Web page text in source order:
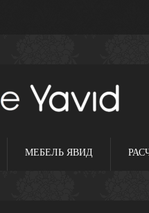
МЕБЕЛЬ ЯВИД